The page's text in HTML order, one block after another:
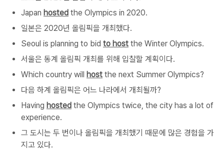
Japan hosted the Olympics in 2020.
일본은 2020년 올림픽을 개최했다.
Seoul is planning to bid to host the Winter Olympics.
서울은 동계 올림픽 개최를 위해 입찰할 계획이다.
Which country will host the next Summer Olympics?
다음 하계 올림픽은 어느 나라에서 개최될까?
Having hosted the Olympics twice, the city has a lot of
experience.
그 도시는 두 번이나 올림픽을 개최했기 때문에 많은 경험을 가
지고 있다.